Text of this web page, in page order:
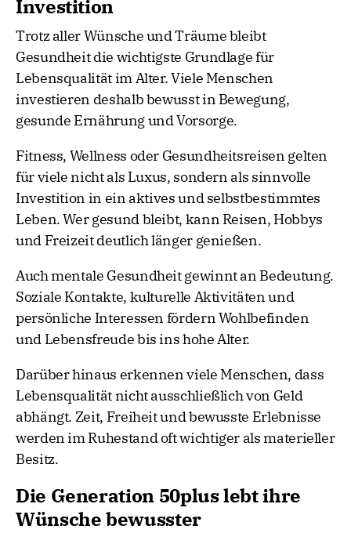
Investition
Trotz aller Wünsche und Träume bleibt
Gesundheit die wichtigste Grundlage für
Lebensqualität im Alter. Viele Menschen
investieren deshalb bewusst in Bewegung,
gesunde Ernährung und Vorsorge.
Fitness, Wellness oder Gesundheitsreisen gelten
für viele nicht als Luxus, sondern als sinnvolle
Investition in ein aktives und selbstbestimmtes
Leben. Wer gesund bleibt, kann Reisen, Hobbys
und Freizeit deutlich länger genießen.
Auch mentale Gesundheit gewinnt an Bedeutung.
Soziale Kontakte, kulturelle Aktivitäten und
persönliche Interessen fördern Wohlbefinden
und Lebensfreude bis ins hohe Alter.
Darüber hinaus erkennen viele Menschen, dass
Lebensqualität nicht ausschließlich von Geld
abhängt. Zeit, Freiheit und bewusste Erlebnisse
werden im Ruhestand oft wichtiger als materieller
Besitz.
Die Generation 50plus lebt ihre
Wünsche bewusster